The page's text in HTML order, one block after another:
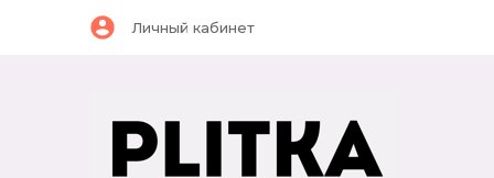
Личный кабинет